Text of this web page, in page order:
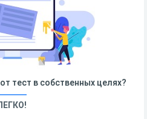
тест в собственных целях?